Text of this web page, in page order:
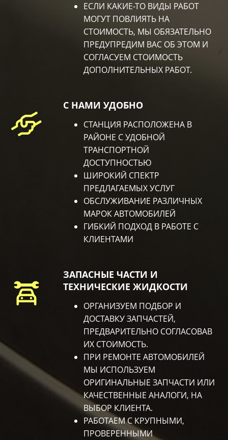
ЕСЛИ КАКИЕ-ТО ВИДЫ РАБОТ
МОГУТ ПОВЛИЯТЬ НА
СТОИМОСТЬ, МЫ ОБЯЗАТЕЛЬНО
ПРЕДУПРЕДИМ ВАС ОБ ЭТОМ И
СОГЛАСУЕМ СТОИМОСТЬ
ДОПОЛНИТЕЛЬНЫХ РАБОТ.
С НАМИ УДОБНО
СТАНЦИЯ РАСПОЛОЖЕНА В
РАЙОНЕ С УДОБНОЙ
ТРАНСПОРТНОЙ
ДОСТУПНОСТЬЮ
ШИРОКИЙ СПЕКТР
ПРЕДЛАГАЕМЫХ УСЛУГ
ОБСЛУЖИВАНИЕ РАЗЛИЧНЫХ
МАРОК АВТОМОБИЛЕЙ
ГИБКИЙ ПОДХОД В РАБОТЕ С
КЛИЕНТАМИ
ЗАПАСНЫЕ ЧАСТИ И
ТЕХНИЧЕСКИЕ ЖИДКОСТИ
ОРГАНИЗУЕМ ПОДБОР И
ДОСТАВКУ ЗАПЧАСТЕЙ,
ПРЕДВАРИТЕЛЬНО СОГЛАСОВАВ
ИХ СТОИМОСТЬ.
ПРИ РЕМОНТЕ АВТОМОБИЛЕЙ
МЫ ИСПОЛЬЗУЕМ
ОРИГИНАЛЬНЫЕ ЗАПЧАСТИ ИЛИ
КАЧЕСТВЕННЫЕ АНАЛОГИ, НА
ВЫБОР КЛИЕНТА.
РАБОТАЕМ С КРУПНЫМИ,
ПРОВЕРЕННЫМИ